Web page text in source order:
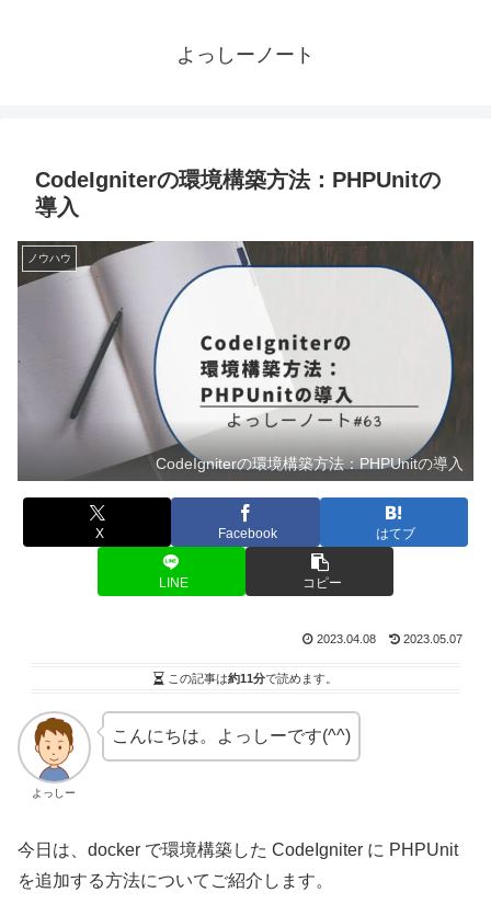
よっしーノート
CodeIgniterの環境構築方法：PHPUnitの
導入
ノウハウ
CodeIgniterの環境構築方法：PHPUnitの導入
X Facebook はてブ
LINE コピー
2023.04.08 2023.05.07
この記事は約11分で読めます。
よっしー
こんにちは。よっしーです(^^)
今日は、docker で環境構築した CodeIgniter に PHPUnit
を追加する方法についてご紹介します。